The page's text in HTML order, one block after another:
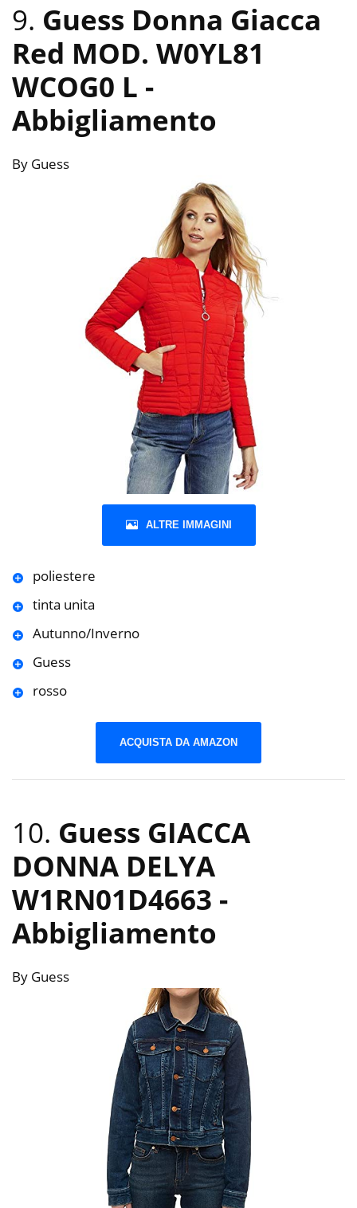
9. Guess Donna Giacca
Red MOD. W0YL81
WCOG0 L -
Abbigliamento
By Guess
ALTRE IMMAGINI
poliestere
tinta unita
Autunno/Inverno
Guess
rosso
ACQUISTA DA AMAZON
10. Guess GIACCA
DONNA DELYA
W1RN01D4663 -
Abbigliamento
By Guess